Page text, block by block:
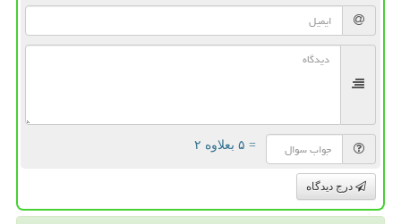
= ۵ بعلاوه ۲
درج دیدگاه